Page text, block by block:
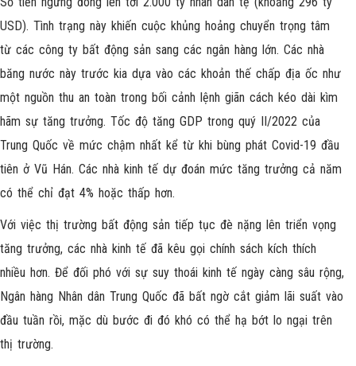
USD). Tình trạng này khiến cuộc khủng hoảng chuyển trọng tâm
từ các công ty bất động sản sang các ngân hàng lớn. Các nhà
băng nước này trước kia dựa vào các khoản thế chấp địa ốc như
một nguồn thu an toàn trong bối cảnh lệnh giãn cách kéo dài kìm
hãm sự tăng trưởng. Tốc độ tăng GDP trong quý II/2022 của
Trung Quốc về mức chậm nhất kể từ khi bùng phát Covid-19 đầu
tiên ở Vũ Hán. Các nhà kinh tế dự đoán mức tăng trưởng cả năm
có thể chỉ đạt 4% hoặc thấp hơn.
Với việc thị trường bất động sản tiếp tục đè nặng lên triển vọng
tăng trưởng, các nhà kinh tế đã kêu gọi chính sách kích thích
nhiều hơn. Để đối phó với sự suy thoái kinh tế ngày càng sâu rộng,
Ngân hàng Nhân dân Trung Quốc đã bất ngờ cắt giảm lãi suất vào
đầu tuần rồi, mặc dù bước đi đó khó có thể hạ bớt lo ngại trên
thị trường.